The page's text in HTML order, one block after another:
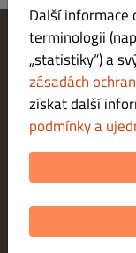
Změnit nastavení
Kontaktuj nás
Zásady ochrany
Podmínky a ujednání
Právní upozornění
METODY PLATBY PŘI
METODY PLATBY PŘI
Další informace
terminologii
„statistiky“) a
zásadách
získat další
podmínky a